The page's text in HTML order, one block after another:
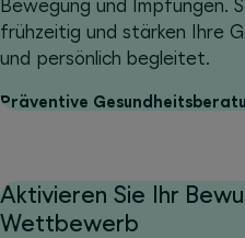
Bewegung und Impfungen.
frühzeitig und stärken Ihre
und persönlich begleitet.
Präventive
Aktivieren Sie Ihr
Wettbewerb